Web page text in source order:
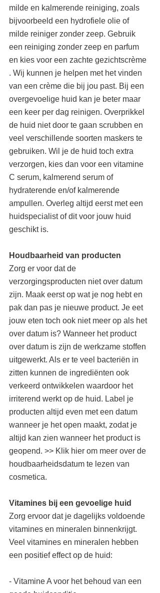
milde en kalmerende reiniging, zoals
bijvoorbeeld een hydrofiele olie of
milde reiniger zonder zeep. Gebruik
een reiniging zonder zeep en parfum
en kies voor een zachte gezichtscrème
. Wij kunnen je helpen met het vinden
van een crème die bij jou past. Bij een
overgevoelige huid kan je beter maar
een keer per dag reinigen. Overprikkel
de huid niet door te gaan scrubben en
veel verschillende soorten maskers te
gebruiken. Wil je de huid toch extra
verzorgen, kies dan voor een vitamine
C serum, kalmerend serum of
hydraterende en/of kalmerende
ampullen. Overleg altijd eerst met een
huidspecialist of dit voor jouw huid
geschikt is.
Houdbaarheid van producten
Zorg er voor dat de
verzorgingsproducten niet over datum
zijn. Maak eerst op wat je nog hebt en
pak dan pas je nieuwe product. Je eet
jouw eten toch ook niet meer op als het
over datum is? Wanneer het product
over datum is zijn de werkzame stoffen
uitgewerkt. Als er te veel bacteriën in
zitten kunnen de ingrediënten ook
verkeerd ontwikkelen waardoor het
irriterend werkt op de huid. Label je
producten altijd even met een datum
wanneer je het open maakt, zodat je
altijd kan zien wanneer het product is
geopend. >> Klik hier om meer over de
houdbaarheidsdatum te lezen van
cosmetica.
Vitamines bij een gevoelige huid
Zorg ervoor dat je dagelijks voldoende
vitamines en mineralen binnenkrijgt.
Veel vitamines en mineralen hebben
een positief effect op de huid:
- Vitamine A voor het behoud van een